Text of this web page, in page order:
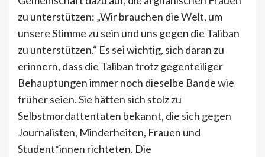
zu unterstützen: „Wir brauchen die Welt, um
unsere Stimme zu sein und uns gegen die Taliban
zu unterstützen.“ Es sei wichtig, sich daran zu
erinnern, dass die Taliban trotz gegenteiliger
Behauptungen immer noch dieselbe Bande wie
früher seien. Sie hätten sich stolz zu
Selbstmordattentaten bekannt, die sich gegen
Journalisten, Minderheiten, Frauen und
Student*innen richteten. Die